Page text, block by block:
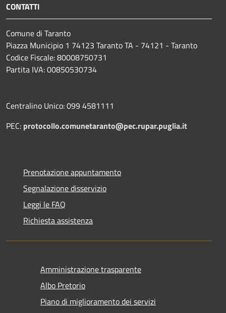
CONTATTI
Comune di Taranto
Piazza Municipio 1 74123 Taranto TA - 74121 - Taranto
Codice Fiscale: 80008750731
Partita IVA: 00850530734
Centralino Unico: 099 4581111
PEC: protocollo.comunetaranto@pec.rupar.puglia.it
Prenotazione appuntamento
Segnalazione disservizio
Leggi le FAQ
Richiesta assistenza
Amministrazione trasparente
Albo Pretorio
Piano di miglioramento dei servizi